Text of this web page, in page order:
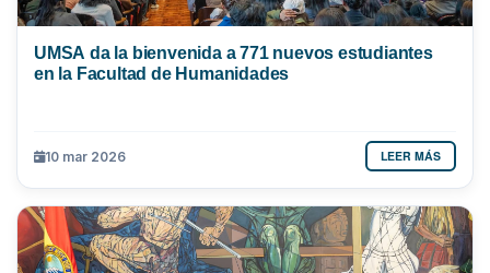
UMSA da la bienvenida a 771 nuevos estudiantes
en la Facultad de Humanidades
10 mar 2026 LEER MÁS